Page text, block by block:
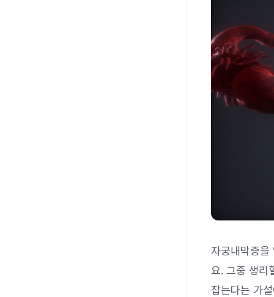
자궁내막증을
요. 그중 생리
잡는다는 가